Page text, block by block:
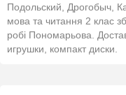
Подольский, Дрогобыч,
мова та читання 2 клас
робі Пономарьова.
игрушки, компакт диски.